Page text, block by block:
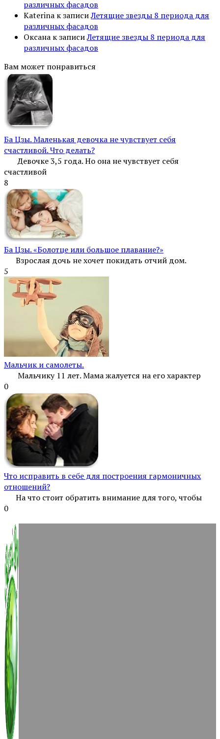
различных фасадов
Katerina к записиЛетящие звезды 8 периода для
различных фасадов
Оксана к записиЛетящие звезды 8 периода для
различных фасадов
Вам может понравиться
Ба Цзы. Маленькая девочка не чувствует себя
счастливой. Что делать?
Девочке 3,5 года. Но она не чувствует себя
счастливой
8
Ба Цзы. «Болотце или большое плавание?»
Взрослая дочь не хочет покидать отчий дом.
5
Мальчик и самолеты.
Мальчику 11 лет. Мама жалуется на его характер
0
Что исправить в себе для построения гармоничных
отношений?
На что стоит обратить внимание для того, чтобы
0